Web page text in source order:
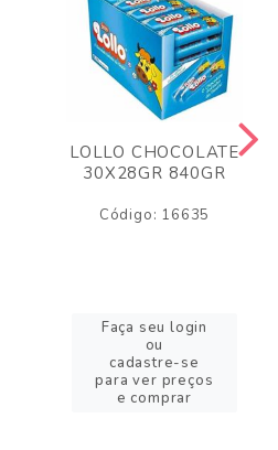
LOLLO CHOCOLATE
30X28GR 840GR
Código: 16635
Faça seu login
ou
cadastre-se
para ver preços
e comprar